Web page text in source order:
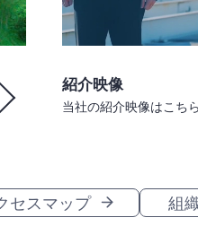
紹介映像
当社の紹介映像はこち
セスマップ 組